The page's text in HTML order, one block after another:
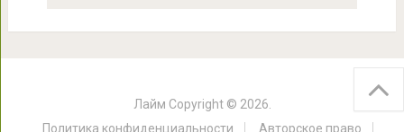
Лайм Copyright © 2026.
Политика конфиденциальности
Авторское право